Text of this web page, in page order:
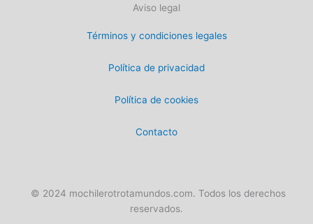
b
o
t
t
r
a
g
r
m
Aviso legal
Términos y condiciones legales
Política de privacidad
Política de cookies
Contacto
© 2024 mochilerotrotamundos.com. Todos los derechos
reservados.